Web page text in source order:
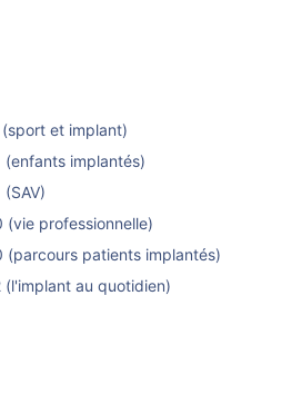
et implant)
(enfants implantés)
(vie professionnelle)
(parcours patients implantés)
(l'implant au quotidien)